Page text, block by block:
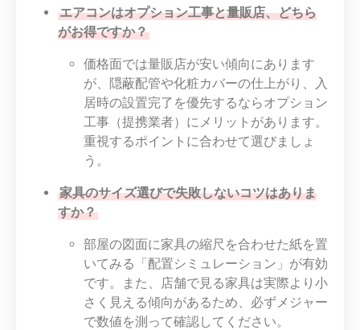
エアコンはオプション工事と量販店、どちら
がお得ですか？
価格面では量販店が安い傾向にあります
が、隠蔽配管や化粧カバーの仕上がり、入
居時の設置完了を優先するならオプション
工事（提携業者）にメリットがあります。
重視するポイントに合わせて選びましょ
う。
家具のサイズ選びで失敗しないコツはありま
すか？
部屋の図面に家具の縮尺を合わせた紙を置
いてみる「配置シミュレーション」が有効
です。また、店舗で見る家具は実際より小
さく見える傾向があるため、必ずメジャー
で数値を測って確認してください。